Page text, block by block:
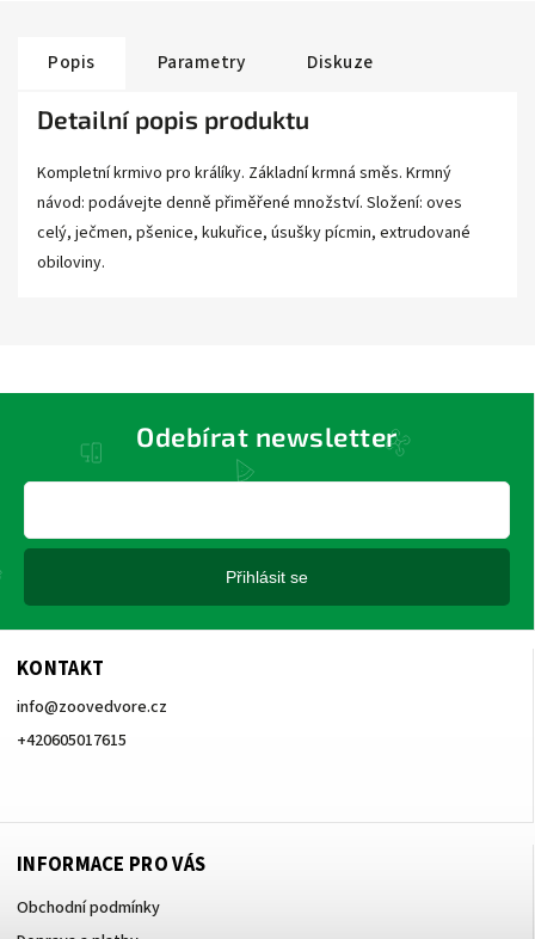
Popis Parametry Diskuze
Detailní popis produktu
Kompletní krmivo pro králíky. Základní krmná směs. Krmný
návod: podávejte denně přiměřené množství. Složení: oves
celý, ječmen, pšenice, kukuřice, úsušky pícmin, extrudované
obiloviny.
KONTAKT
info@zoovedvore.cz
+420605017615
INFORMACE PRO VÁS
Obchodní podmínky
Odebírat newsletter
Přihlásit se